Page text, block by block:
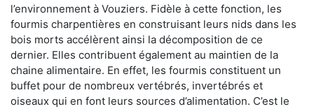
l’environnement à Vouziers. Fidèle à cette fonction, les
fourmis charpentières en construisant leurs nids dans les
bois morts accélèrent ainsi la décomposition de ce
dernier. Elles contribuent également au maintien de la
chaine alimentaire. En effet, les fourmis constituent un
buffet pour de nombreux vertébrés, invertébrés et
oiseaux qui en font leurs sources d’alimentation. C’est le